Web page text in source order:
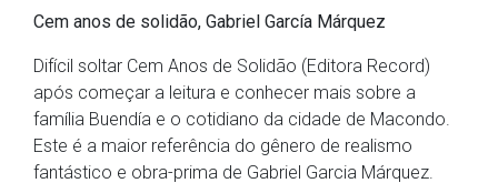
Cem anos de solidão, Gabriel García Márquez
Difícil soltar Cem Anos de Solidão (Editora Record)
após começar a leitura e conhecer mais sobre a
família Buendía e o cotidiano da cidade de Macondo.
Este é a maior referência do gênero de realismo
fantástico e obra-prima de Gabriel Garcia Márquez.